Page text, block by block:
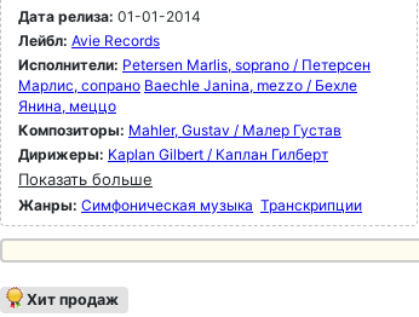
Дата релиза: 01-01-2014
Лейбл: Avie Records
Исполнители: Petersen Marlis, soprano / Петерсен
Марлис, сопрано Baechle Janina, mezzo / Бехле
Янина, меццо
Композиторы: Mahler, Gustav / Малер Густав
Дирижеры: Kaplan Gilbert / Каплан Гилберт
Показать больше
Жанры: Симфоническая музыка Транскрипции
Хит продаж